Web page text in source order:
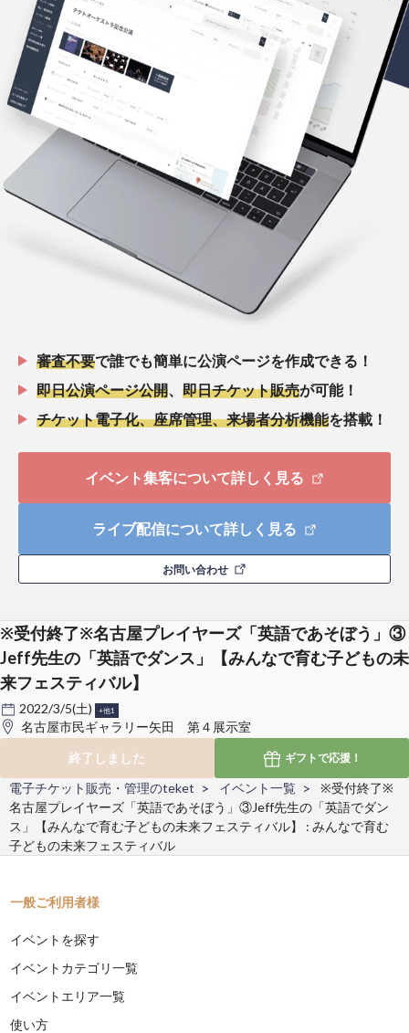
審査不要で誰でも簡単に公演ページを作成できる！
即日公演ページ公開
即日チケット販売が可能！
チケット電子化、座席管理、来場者分析機能を搭載！
イベント集客について詳しく見る
ライブ配信について詳しく見る
お問い合わせ
※受付終了※名古屋プレイヤーズ「英語であそぼう」③
Jeff先生の「英語でダンス」【みんなで育む子どもの未
来フェスティバル】
2022/3/5(土) +他1
名古屋市民ギャラリー矢田 第４展示室
終了しました
ギフトで応援！
電子チケット販売・管理のteket イベント一覧
※受付終了※
名古屋プレイヤーズ「英語であそぼう」③Jeff先生の「英語でダン
ス」【みんなで育む子どもの未来フェスティバル】 : みんなで育む
子どもの未来フェスティバル
一般ご利用者様
イベントを探す
イベントカテゴリ一覧
イベントエリア一覧
使い方